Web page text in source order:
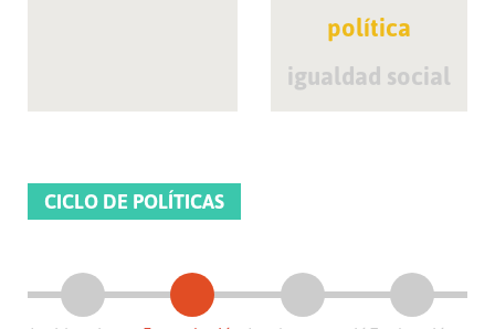
política
igualdad social
CICLO DE POLÍTICAS